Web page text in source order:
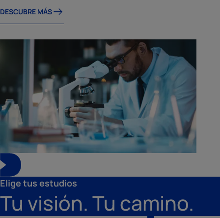
DESCUBRE MÁS
Elige tus estudios
Tu visión. Tu camino.